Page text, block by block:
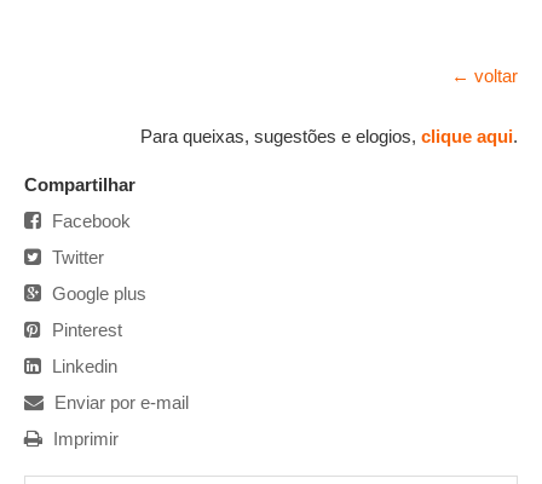
← voltar
Para queixas, sugestões e elogios, clique aqui.
Compartilhar
Facebook
Twitter
Google plus
Pinterest
Linkedin
Enviar por e-mail
Imprimir